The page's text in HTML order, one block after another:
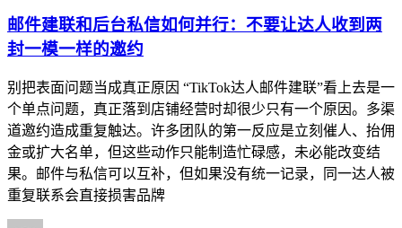
邮件建联和后台私信如何并行：不要让达人收到两
封一模一样的邀约
别把表面问题当成真正原因 “TikTok达人邮件建联”看上去是一
个单点问题，真正落到店铺经营时却很少只有一个原因。多渠
道邀约造成重复触达。许多团队的第一反应是立刻催人、抬佣
金或扩大名单，但这些动作只能制造忙碌感，未必能改变结
果。邮件与私信可以互补，但如果没有统一记录，同一达人被
重复联系会直接损害品牌